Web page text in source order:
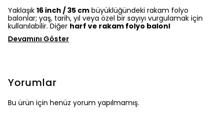
Yaklaşık 16 inch / 35 cm büyüklüğündeki rakam folyo
balonlar; yaş, tarih, yıl veya özel bir sayıyı vurgulamak için
kullanılabilir. Diğer harf ve rakam folyo balonl
Devamını Göster
Yorumlar
Bu ürün için henüz yorum yapılmamış.